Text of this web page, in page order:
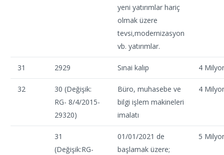
yeni yatırımlar hariç
olmak üzere
tevsi,modernizasyon
vb. yatırımlar.
31 2929 Sınai kalıp 4
32
30 (Değişik:
RG- 8/4/2015-
29320)
Büro, muhasebe ve
bilgi işlem makineleri
imalatı
4
31
(Değişik:RG-
01/01/2021 de
başlamak üzere;
5